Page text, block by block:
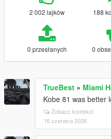
2 002 lajków 188
0 przesłanych 0
TrueBest » Miami
Kobe 81 was better
Zobacz kontekst
16 czerwca 2026